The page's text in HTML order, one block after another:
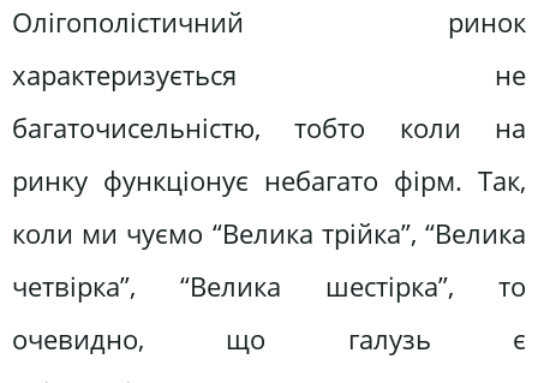
Олігополістичний ринок
характеризується не
багаточисельністю, тобто коли на
ринку функціонує небагато фірм. Так,
коли ми чуємо “Велика трійка”, “Велика
четвірка”, “Велика шестірка”, то
очевидно, що галузь є